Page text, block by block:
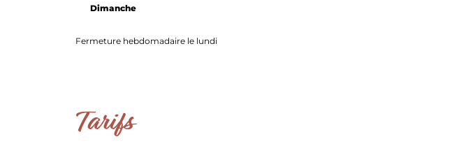
Dimanche
Fermeture hebdomadaire le lundi
Tarifs